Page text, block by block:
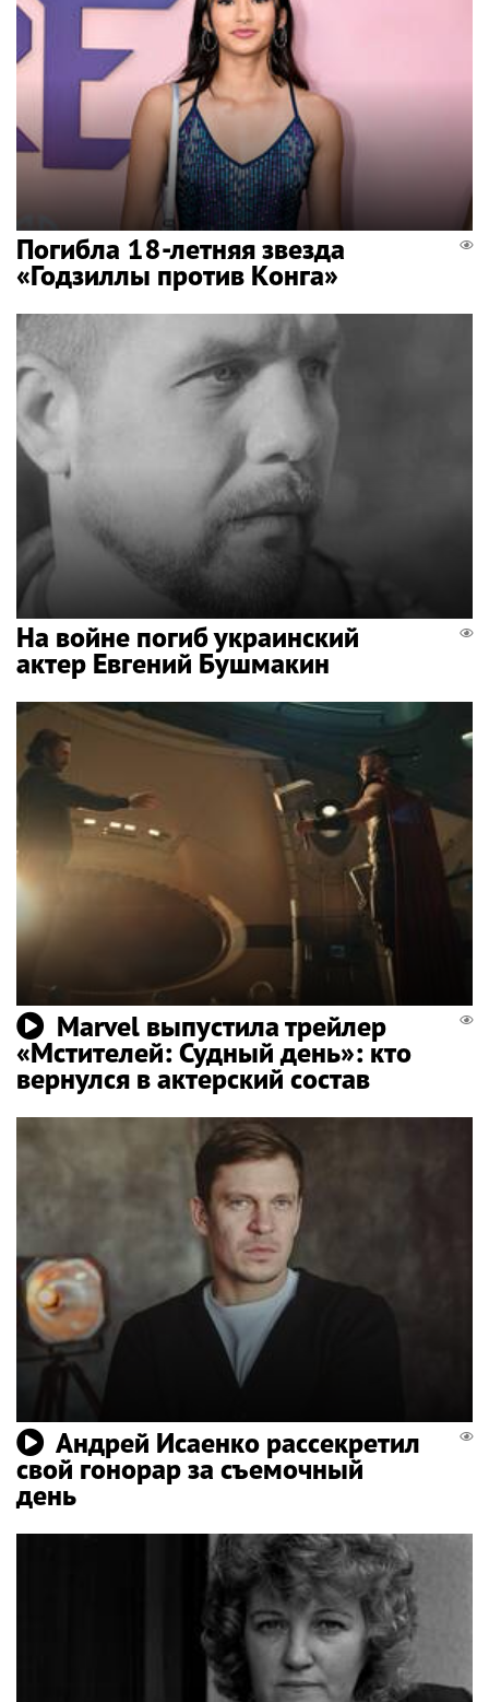
Погибла 18-летняя звезда
«Годзиллы против Конга»
На войне погиб украинский
актер Евгений Бушмакин
Marvel выпустила трейлер
«Мстителей: Судный день»: кто
вернулся в актерский состав
Андрей Исаенко рассекретил
свой гонорар за съемочный
день